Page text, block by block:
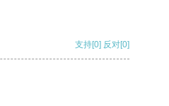
支持[0] 反对[0]